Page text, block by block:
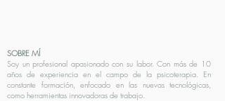
SOBRE MÍ
Soy un profesional apasionado con su labor. Con más de 10
años de experiencia en el campo de la psicoterapia. En
constante formación, enfocado en las nuevas tecnológicas,
como herramientas innovadoras de trabajo.